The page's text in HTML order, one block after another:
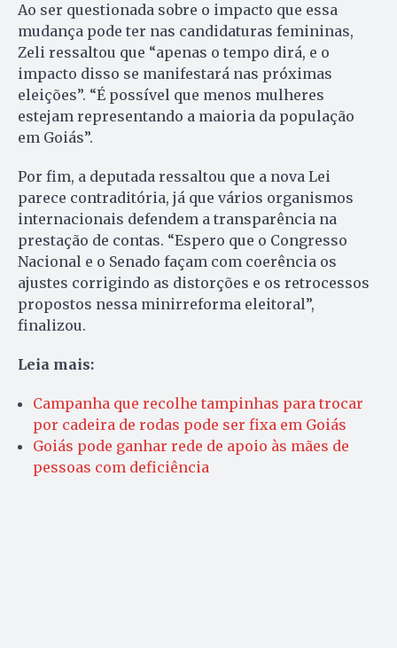
Ao ser questionada sobre o impacto que essa
mudança pode ter nas candidaturas femininas,
Zeli ressaltou que “apenas o tempo dirá, e o
impacto disso se manifestará nas próximas
eleições”. “É possível que menos mulheres
estejam representando a maioria da população
em Goiás”.
Por fim, a deputada ressaltou que a nova Lei
parece contraditória, já que vários organismos
internacionais defendem a transparência na
prestação de contas. “Espero que o Congresso
Nacional e o Senado façam com coerência os
ajustes corrigindo as distorções e os retrocessos
propostos nessa minirreforma eleitoral”,
finalizou.
Leia mais:
Campanha que recolhe tampinhas para trocar
por cadeira de rodas pode ser fixa em Goiás
Goiás pode ganhar rede de apoio às mães de
pessoas com deficiência